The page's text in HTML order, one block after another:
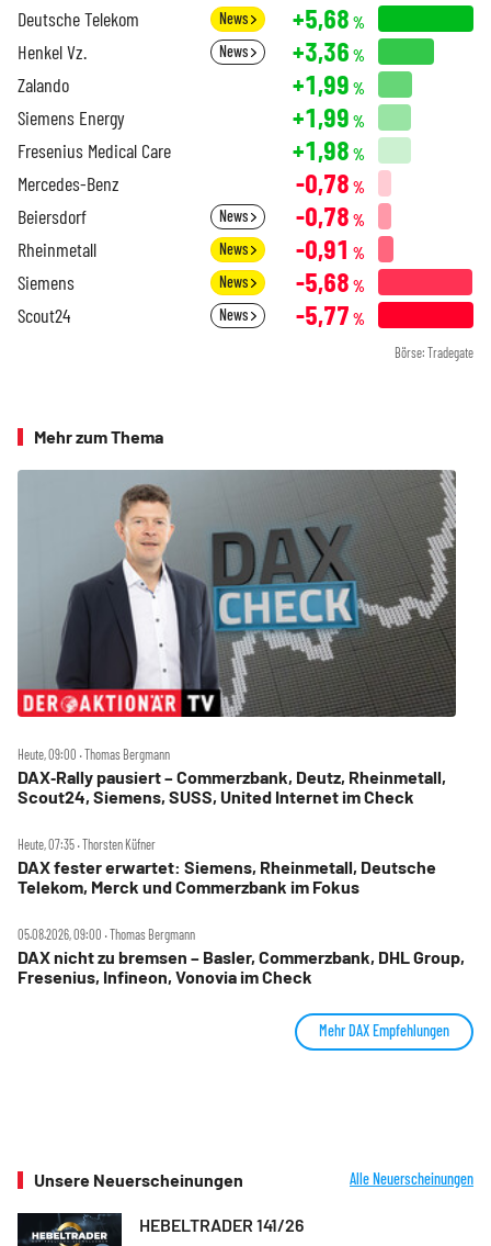
Deutsche Telekom News +5,68 %
Henkel Vz. News +3,36 %
Zalando +1,99 %
Siemens Energy +1,99 %
Fresenius Medical Care +1,98 %
Mercedes-Benz -0,78 %
Beiersdorf News -0,78 %
Rheinmetall News -0,91 %
Siemens News -5,68 %
Scout24 News -5,77 %
Börse: Tradegate
Mehr zum Thema
Heute, 09:00 ‧ Thomas Bergmann
DAX‑Rally pausiert – Commerzbank, Deutz, Rheinmetall,
Scout24, Siemens, SUSS, United Internet im Check
Heute, 07:35 ‧ Thorsten Küfner
DAX fester erwartet: Siemens, Rheinmetall, Deutsche
Telekom, Merck und Commerzbank im Fokus
05.08.2026, 09:00 ‧ Thomas Bergmann
DAX nicht zu bremsen – Basler, Commerzbank, DHL Group,
Fresenius, Infineon, Vonovia im Check
Mehr DAX Empfehlungen
Unsere Neuerscheinungen Alle Neuerscheinungen
HEBELTRADER 141/26